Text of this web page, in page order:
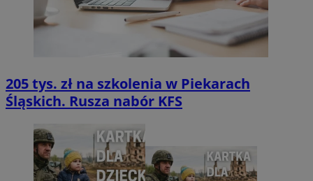
205 tys. zł na szkolenia w Piekarach
Śląskich. Rusza nabór KFS